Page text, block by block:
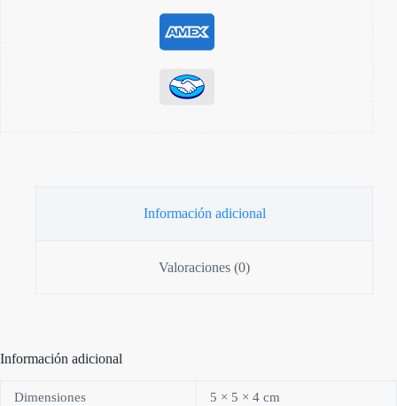
Información adicional
Valoraciones (0)
Información adicional
Dimensiones 5 × 5 × 4 cm